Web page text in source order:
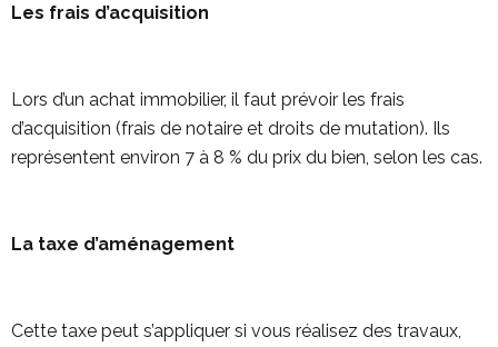
Les frais d’acquisition
Lors d’un achat immobilier, il faut prévoir les frais
d’acquisition (frais de notaire et droits de mutation). Ils
représentent environ 7 à 8 % du prix du bien, selon les cas.
La taxe d’aménagement
Cette taxe peut s’appliquer si vous réalisez des travaux,